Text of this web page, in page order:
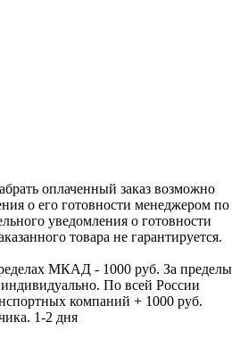
оплаченный заказ возможно
о его готовности менеджером по
уведомления о готовности
товара не гарантируется.
МКАД - 1000 руб. За пределы
По всей России
компаний + 1000 руб.
1-2 дня